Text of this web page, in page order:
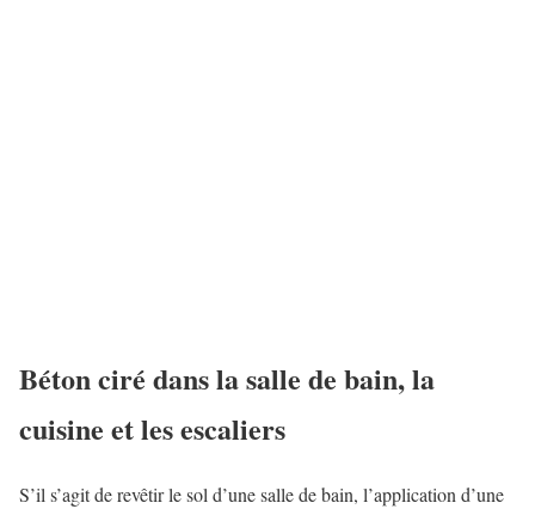
Béton ciré dans la salle de bain, la
cuisine et les escaliers
S’il s’agit de revêtir le sol d’une salle de bain, l’application d’une